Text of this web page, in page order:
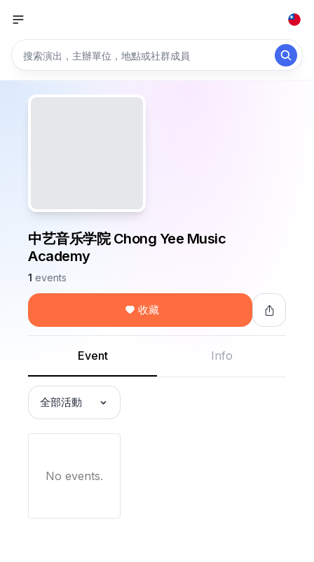
中艺音乐学院 Chong Yee Music
Academy
1 events
收藏
Event Info
全部活動
No events.